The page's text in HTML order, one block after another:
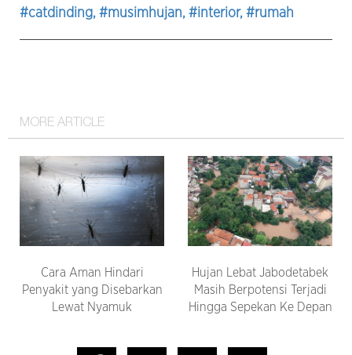
#catdinding, #musimhujan, #interior, #rumah
MORE ARTICLE
Cara Aman Hindari
Penyakit yang Disebarkan
Lewat Nyamuk
Hujan Lebat Jabodetabek
Masih Berpotensi Terjadi
Hingga Sepekan Ke Depan